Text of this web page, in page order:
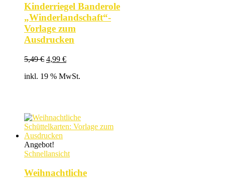
Kinderriegel Banderole
„Winderlandschaft“-
Vorlage zum
Ausdrucken
5,49€ Ursprünglicher
war:
4,99 €Aktueller
ist:
inkl. 19 % MwSt.
Angebot!
Schnellansicht
Weihnachtliche